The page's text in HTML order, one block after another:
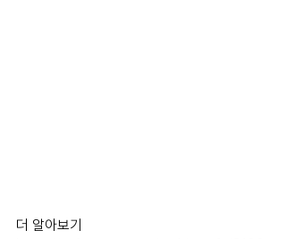
더 알아보기